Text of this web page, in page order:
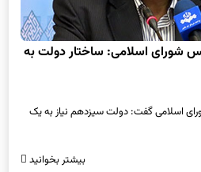
شورای اسلامی: ساختار دولت به
اسلامی گفت: دولت سیزدهم نیاز به یک
بیشتر بخوانید